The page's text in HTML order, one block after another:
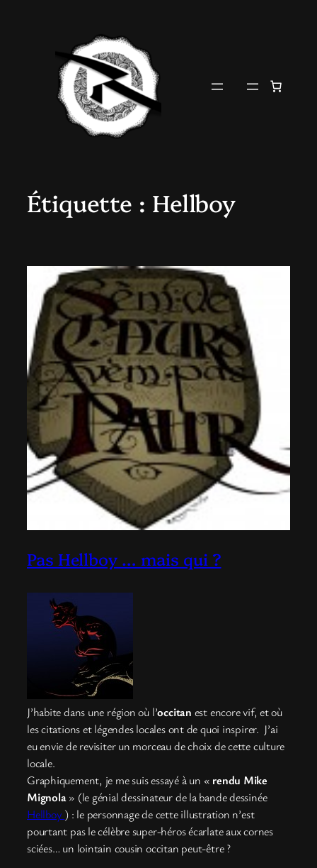
Étiquette : Hellboy
Pas Hellboy … mais qui ?
J’habite dans une région où l’occitan est encore vif, et où
les citations et légendes locales ont de quoi inspirer. J’ai
eu envie de revisiter un morceau de choix de cette culture
locale.
Graphiquement, je me suis essayé à un « rendu Mike
Mignola» (le génial dessinateur de la bande dessinée
Hellboy ) : le personnage de cette illustration n’est
pourtant pas le célèbre super-héros écarlate aux cornes
sciées… un lointain cousin occitan peut-être ?